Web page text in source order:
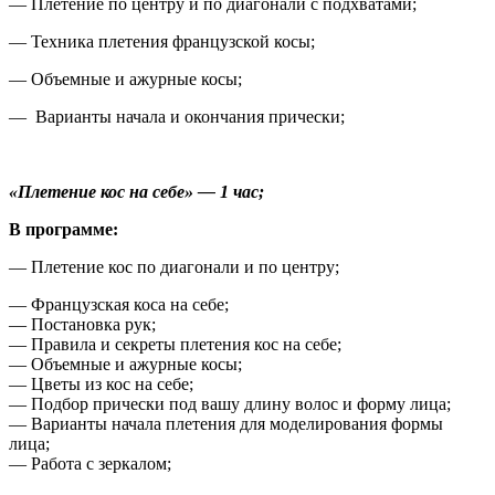
— Техника плетения французской косы;
— Объемные и ажурные косы;
— Варианты начала и окончания прически;
«Плетение кос на себе» — 1 час;
В программе:
— Плетение кос по диагонали и по центру;
— Французская коса на себе;
— Постановка рук;
— Правила и секреты плетения кос на себе;
— Объемные и ажурные косы;
— Цветы из кос на себе;
— Подбор прически под вашу длину волос и форму лица;
— Варианты начала плетения для моделирования формы
лица;
— Работа с зеркалом;